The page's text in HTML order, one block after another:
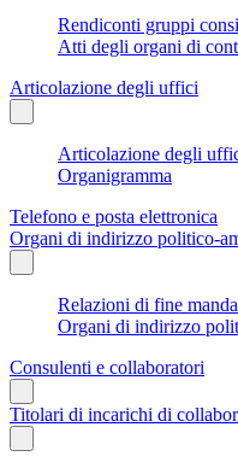
Rendiconti gruppi
Atti degli organi di
Articolazione degli uffici
Articolazione degli
Organigramma
Telefono e posta elettronica
Organi di indirizzo politico-
Relazioni di fine
Organi di indirizzo
Consulenti e collaboratori
Titolari di incarichi di